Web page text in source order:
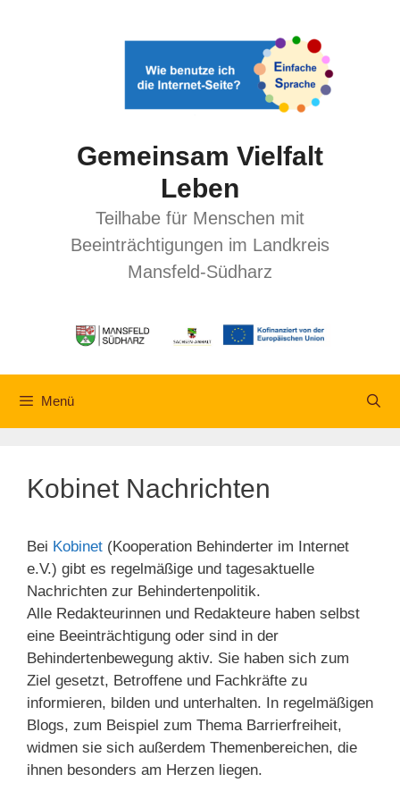
Gemeinsam Vielfalt
Leben
Teilhabe für Menschen mit
Beeinträchtigungen im Landkreis
Mansfeld-Südharz
Menü
Kobinet Nachrichten
Bei Kobinet (Kooperation Behinderter im Internet
e.V.) gibt es regelmäßige und tagesaktuelle
Nachrichten zur Behindertenpolitik.
Alle Redakteurinnen und Redakteure haben selbst
eine Beeinträchtigung oder sind in der
Behindertenbewegung aktiv. Sie haben sich zum
Ziel gesetzt, Betroffene und Fachkräfte zu
informieren, bilden und unterhalten. In regelmäßigen
Blogs, zum Beispiel zum Thema Barrierfreiheit,
widmen sie sich außerdem Themenbereichen, die
ihnen besonders am Herzen liegen.